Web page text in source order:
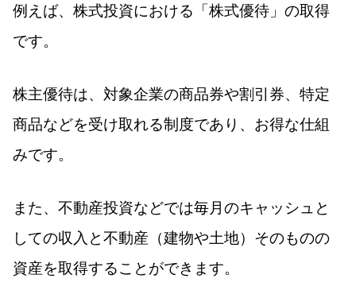
例えば、株式投資における「株式優待」の取得
です。
株主優待は、対象企業の商品券や割引券、特定
商品などを受け取れる制度であり、お得な仕組
みです。
また、不動産投資などでは毎月のキャッシュと
しての収入と不動産（建物や土地）そのものの
資産を取得することができます。